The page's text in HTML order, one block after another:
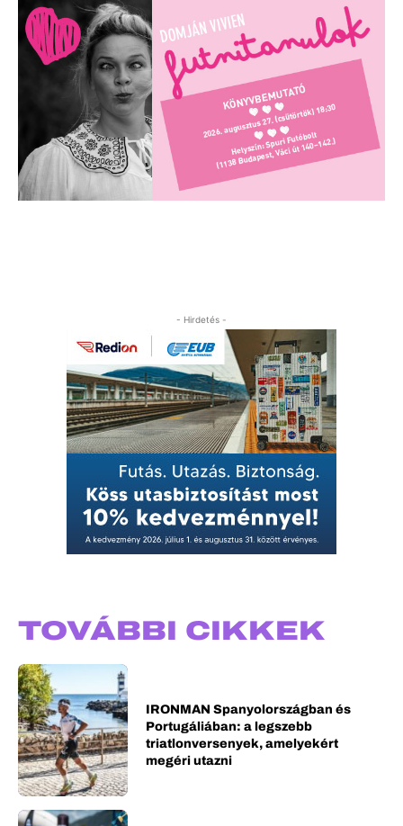
- Hirdetés -
TOVÁBBI CIKKEK
IRONMAN Spanyolországban és
Portugáliában: a legszebb
triatlonversenyek, amelyekért
megéri utazni